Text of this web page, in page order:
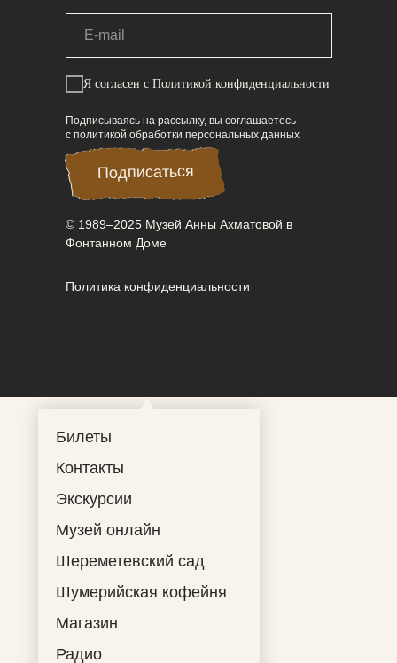
Подписываясь на рассылку, вы соглашаетесь
с политикой обработки персональных данных
Я согласен с Политикой конфиденциальности
© 1989–2025 Музей Анны Ахматовой в
Фонтанном Доме
Политика конфиденциальности
Подписаться
Подписаться
Контакты
Экскурсии
Магазин
Радио
Билеты
Музей онлайн
Шереметевский сад
Шумерийская кофейня